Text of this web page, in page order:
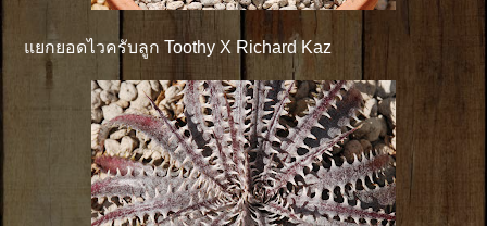
แยกยอดไวครับลูก Toothy X Richard Kaz